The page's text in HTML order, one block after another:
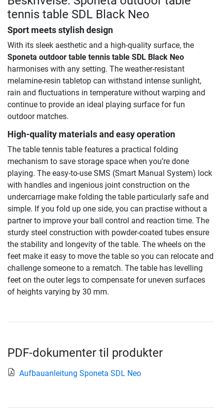
tennis table SDL Black Neo
Sport meets stylish design
With its sleek aesthetic and a high-quality surface, the
Sponeta outdoor table tennis table SDL Black Neo
harmonises with any setting. The weather-resistant
melamine-resin tabletop can withstand intense sunlight,
rain and fluctuations in temperature without warping and
continue to provide an ideal playing surface for fun
outdoor matches.
High-quality materials and easy operation
The table tennis table features a practical folding
mechanism to save storage space when you’re done
playing. The easy-to-use SMS (Smart Manual System) lock
with handles and ingenious joint construction on the
undercarriage make folding the table particularly safe and
simple. If you fold up one side, you can practise without a
partner to improve your ball control and reaction time. The
sturdy steel construction with powder-coated tubes ensure
the stability and longevity of the table. The wheels on the
feet make it easy to move the table so you can relocate and
challenge someone to a rematch. The table has levelling
feet on the outer legs to compensate for uneven surfaces
of heights varying by 30 mm.
PDF-dokumenter til produkter
Aufbauanleitung Sponeta SDL Neo